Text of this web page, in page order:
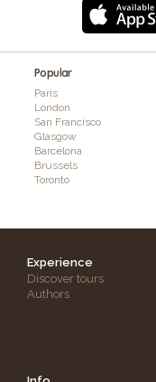
Popular
Paris
London
San Francisco
Glasgow
Barcelona
Brussels
Toronto
Experience
Discover tours
Authors